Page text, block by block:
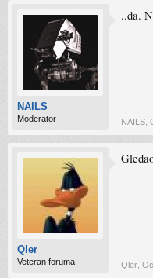
NAILS
Moderator
..da.
NAILS
Qler
Veteran foruma Qler